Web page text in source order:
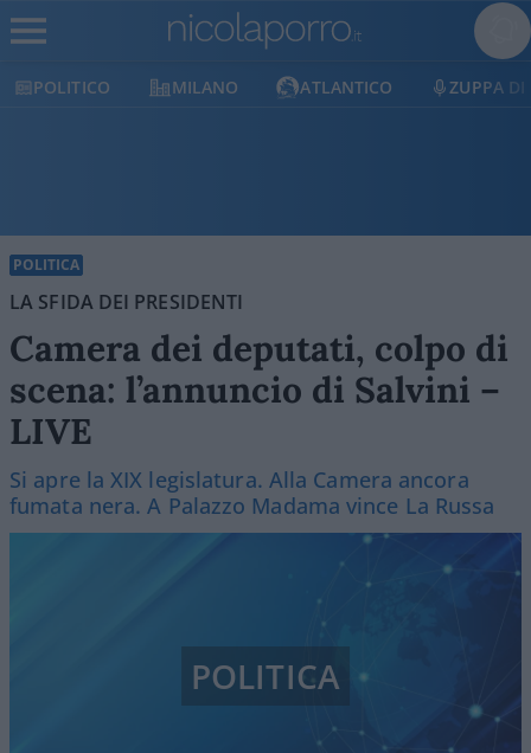
MILANO ATLANTICO ZUPPA DI PORRO
POLITICA
LA SFIDA DEI PRESIDENTI
Camera dei deputati, colpo di
scena: l’annuncio di Salvini –
LIVE
Si apre la XIX legislatura. Alla Camera ancora
fumata nera. A Palazzo Madama vince La Russa
POLITICA